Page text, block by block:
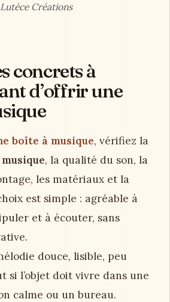
Lutèce Créations
concrets à
d’offrir une
boîte à musique, vérifiez la
, la qualité du son, la
les matériaux et la
est simple : agréable à
et à écouter, sans
douce, lisible, peu
si l’objet doit vivre dans une
calme ou un bureau.